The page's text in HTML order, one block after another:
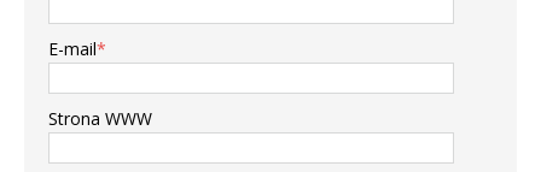
E-mail*
Strona WWW